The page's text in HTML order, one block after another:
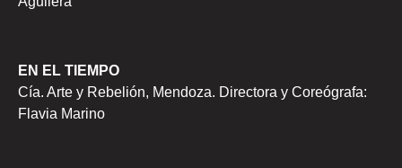
EN EL TIEMPO
Cía. Arte y Rebelión, Mendoza. Directora y Coreógrafa:
Flavia Marino